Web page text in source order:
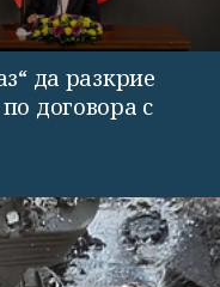
да разкрие
договора с